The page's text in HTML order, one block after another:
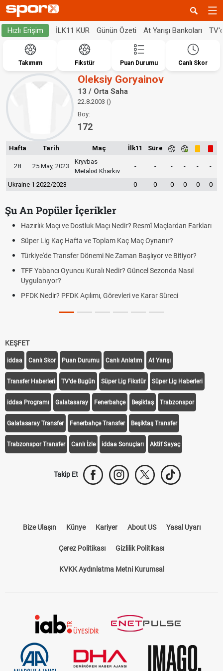
Hızlı Erişim İLK11 KUR Günün Özeti At Yarışı Bankoları
Takımım Fikstür Puan Durumu Canlı Skor
Oleksiy Goryainov
13 / Orta Saha
22.8.2003 ()
Boy:
172
Hafta Tarih Maç İlk11 Süre
28 25 May, 2023
Kryvbas
Metalist Kharkiv
- - - - - -
Ukraine 1 2022/2023 0 0 0 0 0 0
Şu An Popüler İçerikler
Hazırlık Maçı ve Dostluk Maçı Nedir? Resmî Maçlardan Farkları
Süper Lig Kaç Hafta ve Toplam Kaç Maç Oynanır?
Türkiye'de Transfer Dönemi Ne Zaman Başlıyor ve Bitiyor?
TFF Yabancı Oyuncu Kuralı Nedir? Güncel Sezonda Nasıl
Uygulanıyor?
PFDK Nedir? PFDK Açılımı, Görevleri ve Karar Süreci
KEŞFET
iddaa Canlı Skor Puan Durumu Canlı Anlatım At Yarışı
Transfer Haberleri TV'de Bugün Süper Lig Fikstür Süper Lig Haberleri
iddaa Programı Galatasaray Fenerbahçe Beşiktaş Trabzonspor
Galatasaray Transfer Fenerbahçe Transfer Beşiktaş Transfer
Trabzonspor Transfer Canlı İzle iddaa Sonuçları Aktif Sayaç
Takip Et
Bize Ulaşın Künye Kariyer About US Yasal Uyarı
Çerez Politikası Gizlilik Politikası
KVKK Aydınlatma Metni Kurumsal